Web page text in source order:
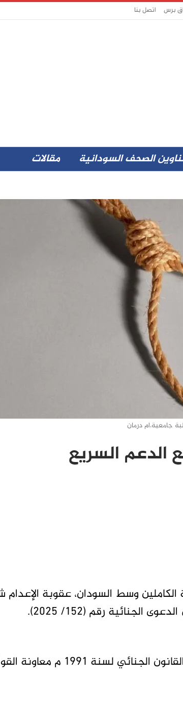
برس اتصل بنا
الصحف السودانية مقالات
جامعية،ام درمان
الدعم السريع
وسط السودان، عقوبة الإعدام
رقم (152/ 2025).
ودانت المحكمة المتهم تحت المواد (26/51 ) من القانون الجنائي لسنة